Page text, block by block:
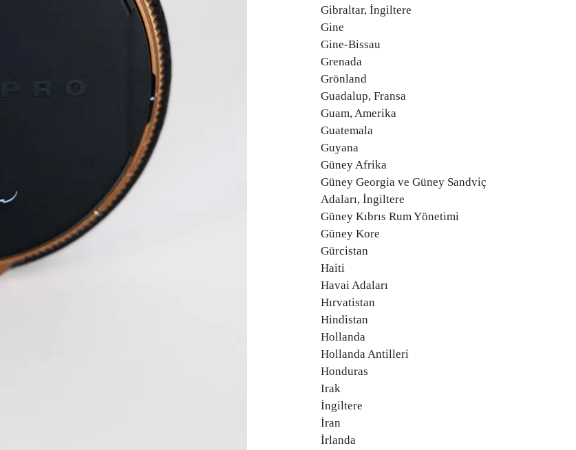
Gibraltar, İngiltere
Gine
Gine-Bissau
Grenada
Grönland
Guadalup, Fransa
Guam, Amerika
Guatemala
Guyana
Güney Afrika
Güney Georgia ve Güney Sandviç
Adaları, İngiltere
Güney Kıbrıs Rum Yönetimi
Güney Kore
Gürcistan
Haiti
Havai Adaları
Hırvatistan
Hindistan
Hollanda
Hollanda Antilleri
Honduras
Irak
İngiltere
İran
İrlanda